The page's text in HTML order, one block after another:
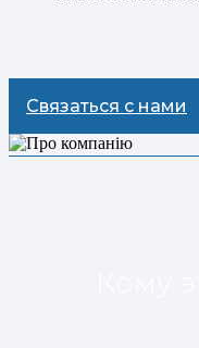
Связаться с нами